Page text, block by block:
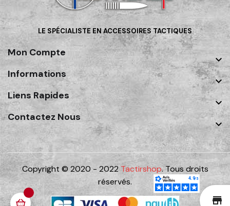
LE SPÉCIALISTE EN ACCESSOIRES TACTIQUES
Mon Compte

Informations

Liens Rapides

Contactez Nous

Copyright © 2020 - 2022Tactirshop. Tous droits
réservés.